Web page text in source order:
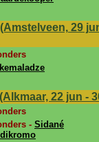
29
22 jun -
- Sidané